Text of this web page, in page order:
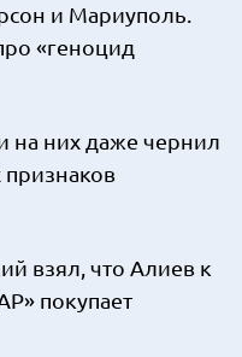
и Мариуполь.
«геноцид
на них даже чернил
взял, что Алиев к
покупает